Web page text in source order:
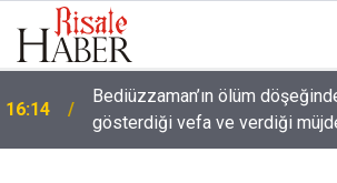
16:14
Bediüzzaman’ın ölüm
gösterdiği vefa ve verdiği